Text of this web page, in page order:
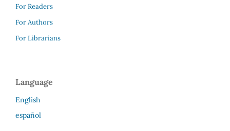
For Readers
For Authors
For Librarians
Language
English
español